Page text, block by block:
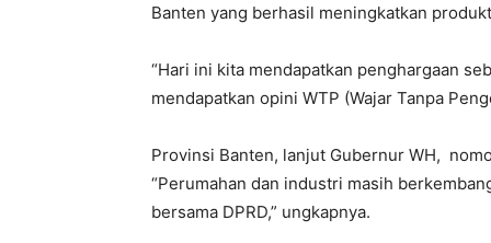
Banten yang berhasil meningkatkan
“Hari ini kita mendapatkan penghargaan
mendapatkan opini WTP (Wajar Tanpa
Provinsi Banten, lanjut Gubernur WH,
“Perumahan dan industri masih
bersama DPRD,” ungkapnya.